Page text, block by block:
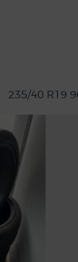
235/40 R19